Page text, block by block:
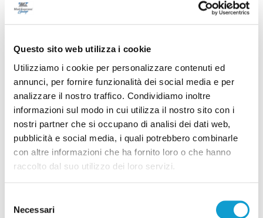
Questo sito web utilizza i cookie
Utilizziamo i cookie per personalizzare contenuti ed
annunci, per fornire funzionalità dei social media e per
analizzare il nostro traffico. Condividiamo inoltre
informazioni sul modo in cui utilizza il nostro sito con i
nostri partner che si occupano di analisi dei dati web,
pubblicità e social media, i quali potrebbero combinarle
con altre informazioni che ha fornito loro o che hanno
raccolto dal suo utilizzo dei loro servizi.
delNecessari
Fabriano - Gola della Rossa, tre persone
recuperate dal Soccorso Alpino con l’aiuto dei
Vigili del Fuoco
di Gloria Caioni